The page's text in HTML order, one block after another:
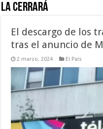
la cerrará
El descargo de los
tras el anuncio de
2 marzo, 2024 El País